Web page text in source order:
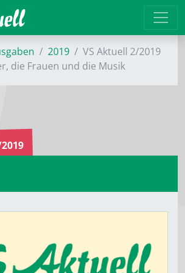
2019
VS Aktuell 2/2019
die Frauen und die Musik